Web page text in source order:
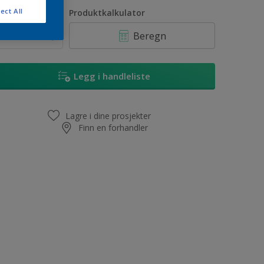
1L
2,5L
10L
Produktkalkulator
Beregn
Legg i handleliste
Lagre i dine prosjekter
Finn en forhandler
All